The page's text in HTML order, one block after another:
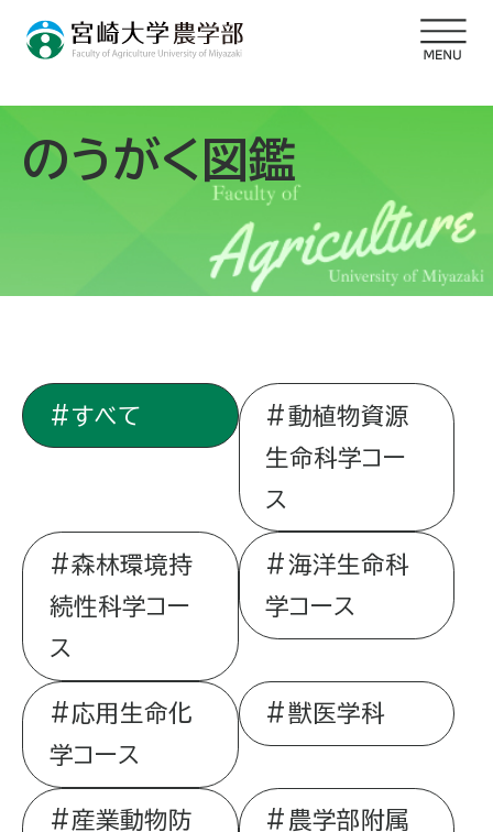
のうがく図鑑
すべて
動植物資源
生命科学コー
ス
森林環境持
続性科学コー
ス
海洋生命科
学コース
応用生命化
学コース
獣医学科
産業動物防
農学部附属